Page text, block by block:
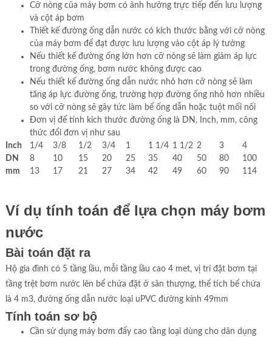
Cỡ nòng của máy bơm có ảnh hưởng trực tiếp đến lưu lượng
và cột áp bơm
Thiết kế đường ống dẫn nước có kích thước bằng với cỡ nòng
của máy bơm để đạt được lưu lượng vào cột áp lý tưởng
Nếu thiết kế đường ống lớn hơn cỡ nòng sẽ làm giảm áp lực
trong đường ống, bơm nước không được cao
Nếu thiết kế đường ống dẫn nước nhỏ hơn cỡ nòng sẽ làm
tăng áp lực đường ống, trường hợp đường ống nhỏ hơn nhiều
so với cỡ nòng sẽ gây tức làm bể ống dẫn hoặc tuột mối nối
Đơn vị để tính kích thước đường ống là DN, Inch, mm, công
thức đổi đơn vị như sau
Inch
1/4 3/8 1/2 3/4 1 1 1/4 1 1/2 2 3
4
DN
8 10 15 20 25 35 40 50 80
100
mm
13 17 21 27 34 42 49 60 90 114
Ví dụ tính toán để lựa chọn máy bơm
nước
Bài toán đặt ra
Hộ gia đình có 5 tầng lầu, mỗi tầng lầu cao 4 met, vị trí đặt bơm tại
tầng trệt bơm nước lên bể chứa đặt ở sân thượng, thể tích bể chứa
là 4 m3, đường ống dẫn nước loại uPVC đường kính 49mm
Tính toán sơ bộ
Cần sử dụng máy bơm đẩy cao tầng loại dùng cho dân dụng